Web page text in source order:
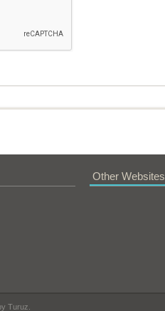
Other Websites
Turuz.